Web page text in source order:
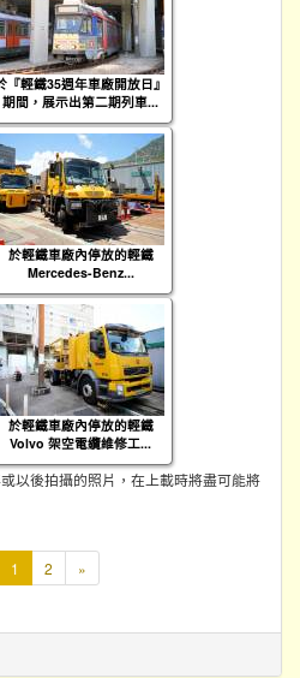
『輕鐵35週年車廠開放日』
期間，展示出第二期列車...
於輕鐵車廠內停放的輕鐵
Mercedes-Benz...
於輕鐵車廠內停放的輕鐵
Volvo 架空電纜維修工...
以後拍攝的照片，在上載時將盡可能將
1
頁
2 »